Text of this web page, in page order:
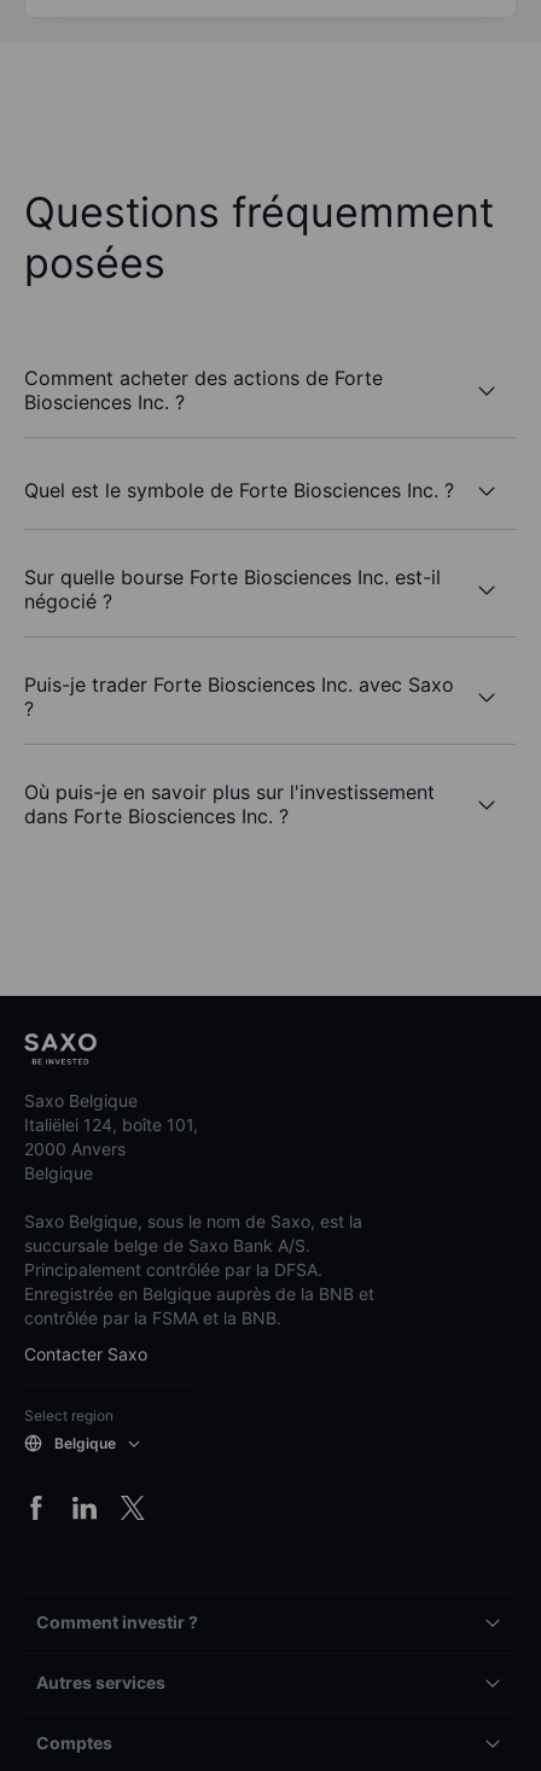
Questions fréquemment
posées
Comment acheter des actions de Forte
Biosciences Inc. ?
Quel est le symbole de Forte Biosciences Inc. ?
Sur quelle bourse Forte Biosciences Inc. est-il
négocié ?
Puis-je trader Forte Biosciences Inc. avec Saxo
?
Où puis-je en savoir plus sur l'investissement
dans Forte Biosciences Inc. ?
Saxo Belgique
Italiëlei 124, boîte 101,
2000 Anvers
Belgique
Saxo Belgique, sous le nom de Saxo, est la
succursale belge de Saxo Bank A/S.
Principalement contrôlée par la DFSA.
Enregistrée en Belgique auprès de la BNB et
contrôlée par la FSMA et la BNB.
Contacter Saxo
Select region
Belgique
Comment investir ?
Autres services
Comptes